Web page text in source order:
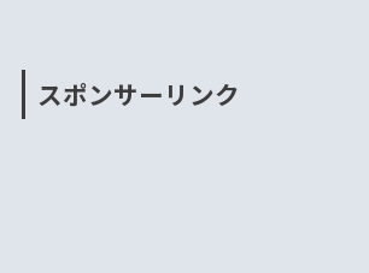
スポンサーリンク